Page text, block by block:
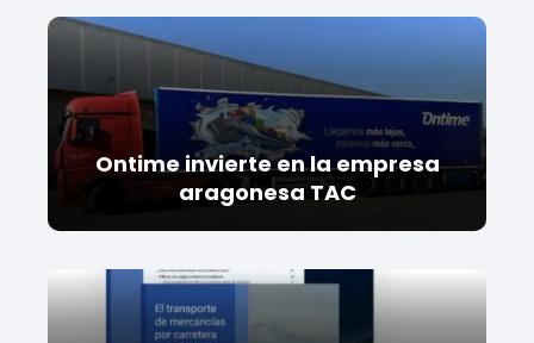
Ontime invierte en la empresa
aragonesa TAC